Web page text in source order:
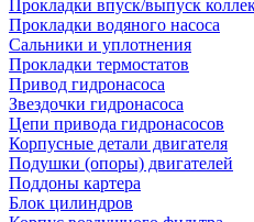
Прокладки впуск/выпуск
Прокладки водяного насоса
Сальники и уплотнения
Прокладки термостатов
Привод гидронасоса
Звездочки гидронасоса
Цепи привода гидронасосов
Корпусные детали двигателя
Подушки (опоры) двигателей
Поддоны картера
Блок цилиндров